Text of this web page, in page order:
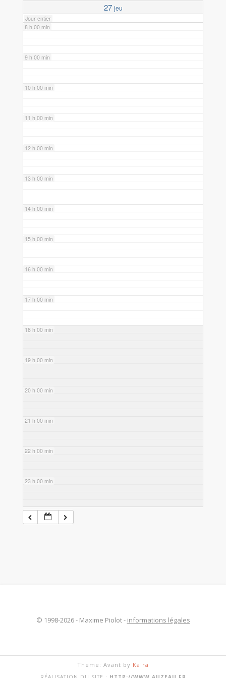
27 jeu
Jour entier
8 h 00 min
9 h 00 min
10 h 00 min
11 h 00 min
12 h 00 min
13 h 00 min
14 h 00 min
15 h 00 min
16 h 00 min
17 h 00 min
18 h 00 min
19 h 00 min
20 h 00 min
21 h 00 min
22 h 00 min
23 h 00 min
© 1998-2026 - Maxime Piolot - informations légales
Theme: Avant by Kaira